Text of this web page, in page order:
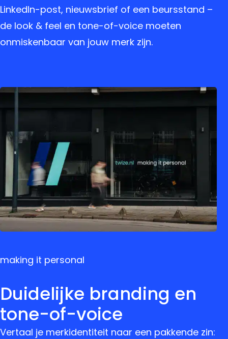
LinkedIn-post, nieuwsbrief of een beursstand –
de look & feel en tone-of-voice moeten
onmiskenbaar van jouw merk zijn.
making it personal
Duidelijke branding en
tone-of-voice
Vertaal je merkidentiteit naar een pakkende zin: